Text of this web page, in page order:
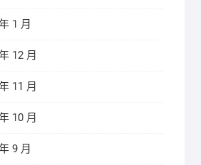
1 月
12 月
11 月
10 月
9 月